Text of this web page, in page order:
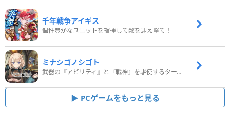
千年戦争アイギス
個性豊かなユニットを指揮して敵を迎え撃て！
ミナシゴノシゴト
武器の『アビリティ』と『戦神』を駆使するターン制コマンドバトルRPG！
PCゲームをもっと見る